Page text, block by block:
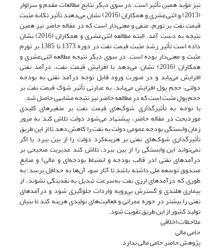
نیز مؤید همین تأثیر است. در سوی دیگر نتایج مطالعات مقدم و سزاوار
(2013) و اثنی‌عشری و همکاران (2016) نشان می‌دهند تأثیر تکانه مثبت
قیمت نفت بر تورم، منفی و معنی‌دار است که در مقاله حاضر نیز همین
نتیجه به دست آمد. البته مطالعه اثنی‌عشری و همکاران (2016) نشان
داده است تأثیر رشد مثبت قیمت نفت در دوره 1373 تا 1385 بر تورم
مثبت و معنی‌دار بوده است. در سوی دیگر نتیجه مطالعه اثنی‌عشری و
همکاران (2016) نشان می‌دهد با افزایش قیمت نفت، درآمد نفتی
افزایش می‌یابد و در صورت ورود قابل توجه درآمد نفتی به بودجه
دولتی، حجم پول افزایش می‌یابد. به عبارتی تأثیر شوک قیمت نفت بر
حجم پول مثبت است که در مطالعه حاضر نیز نتیجه مشابهی حاصل شد.
با توجه به تأثیرگذاری شوک‌های قیمت نفت بر متغیرهای کلیدی
مورد‌بحث در مقاله حاضر، پیشنهاد می‌شود دولت تلاش کند به مرور
زمان وابستگی بودجه عمومی دولت به نفت را کاهش دهد تا از این طریق
تأثیرگذاری شوک‌های نفتی بر هزینه‌کرد دولت را از بین ببرد یا اگر
نمی‌تواند این وابستگی را از بین ببرد، تلاش کند مدیریت صحیحی بر
درآمدهای نفتی (در قالب بودجه و انضباط بودجه‌ای و مالی) و منابع
صندوق توسعه ملی داشته باشد تا آثار سوء آن‌ها به حداقل برسد؛ به
طوری که درآمدهای ارزی نفت به‌سرعت تبدیل به نقدینگی نشوند، از
بیماری هلندی و گسترش بی‌رویه واردات جلوگیری شود و درآمدهای
نفتی را بیشتر در حوزه عمرانی و فعالیت‌های تولیدی هزینه کند تا بنیان
تولید کشور از این طریق تقویت شود.
ملاحظات اخلاقی
حامی مالی
پژوهش حاضر حامی مالی ندارد.